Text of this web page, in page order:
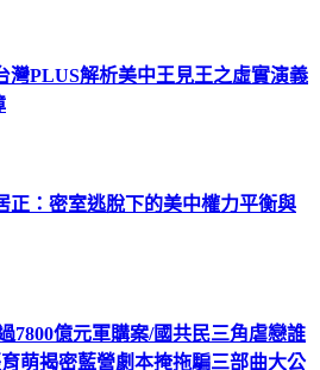
灣PLUS解析美中王見王之虛實演義
正：密室逃脫下的美中權力平衡與
7800億元軍購案/國共民三角虐戀誰
萌揭密藍營劇本掩拖騙三部曲大公